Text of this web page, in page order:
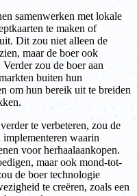
samenwerken met lokale
te maken of
Dit zou niet alleen de
maar de boer ook
zou de boer aan
buiten hun
om hun bereik uit te breiden
te verbeteren, zou de
waarin
voor herhaalaankopen.
maar ook mond-tot-
de boer technologie
te creëren, zoals een